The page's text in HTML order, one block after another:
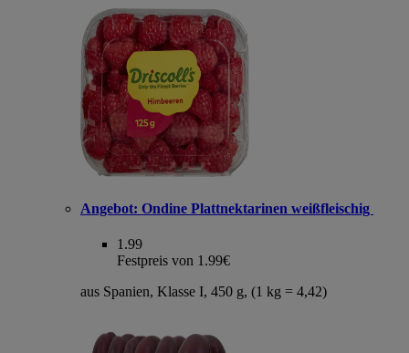
Angebot: Ondine Plattnektarinen weißfleischig
1.99
Festpreis von 1.99€
aus Spanien, Klasse I, 450 g, (1 kg = 4,42)